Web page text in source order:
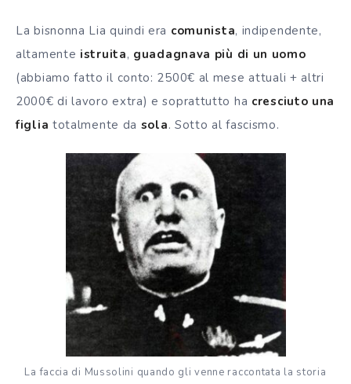
La bisnonna Lia quindi era comunista, indipendente,
altamente istruita, guadagnava più di un uomo
(abbiamo fatto il conto: 2500€ al mese attuali + altri
2000€ di lavoro extra) e soprattutto ha cresciuto una
figlia totalmente da sola. Sotto al fascismo.
La faccia di Mussolini quando gli venne raccontata la storia